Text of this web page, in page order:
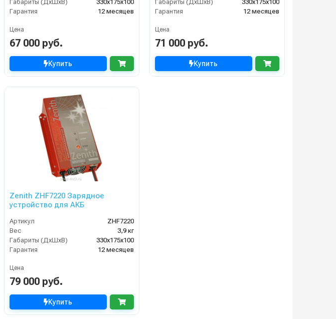
Габариты (ДхШхВ)
330х175х100
Гарантия
12 месяцев
Цена
67 000 руб.
Купить
Габариты (ДхШхВ)
330х175х100
Гарантия
12 месяцев
Цена
71 000 руб.
Купить
Zenith ZHF7220 Зарядное
устройство для АКБ
Артикул
ZHF7220
Вес
3,9 кг
Габариты (ДхШхВ)
330х175х100
Гарантия
12 месяцев
Цена
79 000 руб.
Купить